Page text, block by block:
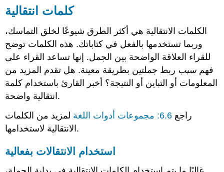
كلمات انتقالية
الكلمات الانتقالية هي أكثر الطرق شيوعًا لخلق التماسك،
وربما تستخدمها بالفعل في كتاباتك. هذه الكلمات توضح
للقراء العلاقة الواضحة بين الجمل. إنها تساعد القراء على
فهم سبب ربط جملتين بطريقة معينة. هل تقدم المزيد من
المعلومات أو التباين أو النتيجة؟ أخبر القارئ باستخدام كلمة
انتقالية واضحة.
راجع 6.6: مجموعات أدوات اللغة
لمزيد من الكلمات
الانتقالية لاستخدامها.
استخدام الانتقالات بفعالية